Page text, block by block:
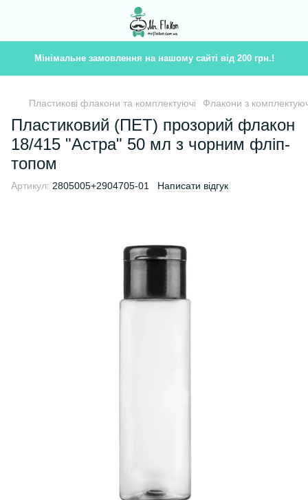
Мінімальне замовлення на нашому сайті від 200 грн.!
Пластикові флакони та комплектуючі Флакони з
Пластиковий (ПET) прозорий флакон
18/415 "Астра" 50 мл з чорним фліп-
топом
Артикул: 2805005+2904705-01 Написати відгук